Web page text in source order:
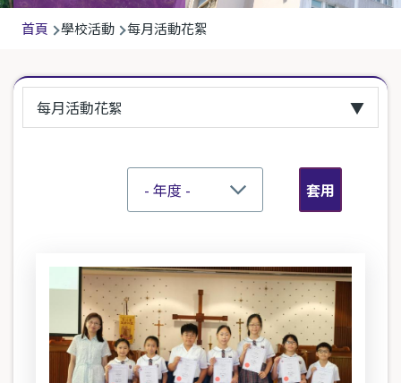
導
連
首頁 學校活動 每月活動花絮
每月活動花絮